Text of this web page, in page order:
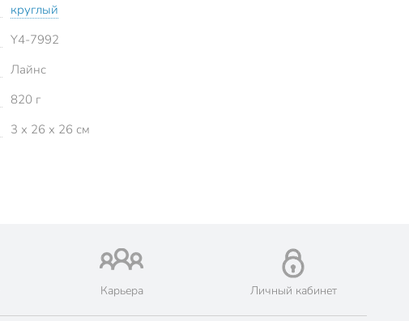
круглый
Y4-7992
Лайнс
820 г
3 x 26 x 26 см
Карьера Личный кабинет